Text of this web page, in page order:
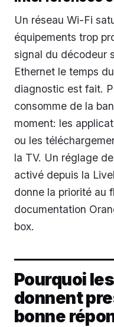
Un réseau Wi-Fi
équipements trop
signal du décodeur
Ethernet le temps
diagnostic est fait.
consomme de la
moment: les
ou les
la TV. Un réglage
activé depuis la
donne la priorité au
documentation
box.
Pourquoi
donnent
bonne